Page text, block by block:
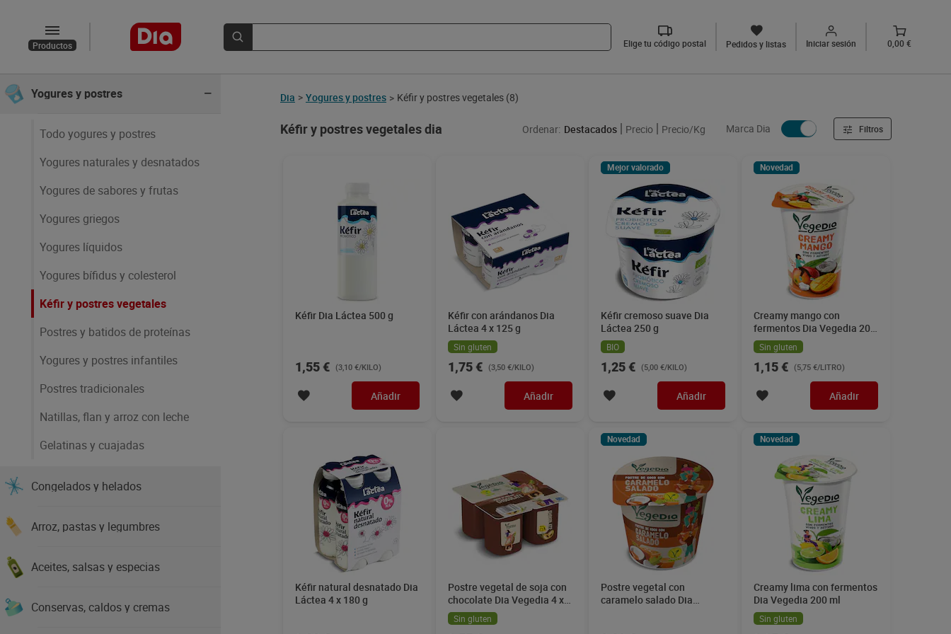
Productos Elige tu código postal Pedidos y listas Iniciar sesión 0,00 €
Panadería
Yogures y postres
Todo yogures y postres
Yogures naturales y desnatados
Yogures de sabores y frutas
Yogures griegos
Yogures líquidos
Yogures bífidus y colesterol
Kéfir y postres vegetales
Postres y batidos de proteínas
Yogures y postres infantiles
Postres tradicionales
Natillas, flan y arroz con leche
Gelatinas y cuajadas
Congelados y helados
Arroz, pastas y legumbres
Aceites, salsas y especias
Conservas, caldos y cremas
Dia > Yogures y postres > Kéfir y postres vegetales (8)
Kéfir y postres vegetales dia Ordenar: Destacados Precio Precio/Kg Marca Dia Filtros
Kéfir Dia Láctea 500 g
1,55 € (3,10 €/KILO)
Añadir
Kéfir con arándanos Dia
Láctea 4 x 125 g
Sin gluten
1,75 € (3,50 €/KILO)
Añadir
Mejor valorado
Kéfir cremoso suave Dia
Láctea 250 g
BIO
1,25 € (5,00 €/KILO)
Añadir
Novedad
Creamy mango con
fermentos Dia Vegedia 200
mlSin gluten
1,15 € (5,75 €/LITRO)
Añadir
Kéfir natural desnatado Dia
Láctea 4 x 180 g
Postre vegetal de soja con
chocolate Dia Vegedia 4 x
100 g
Sin gluten
Novedad
Postre vegetal con
caramelo salado Dia
Novedad
Creamy lima con fermentos
Dia Vegedia 200 ml
Sin gluten